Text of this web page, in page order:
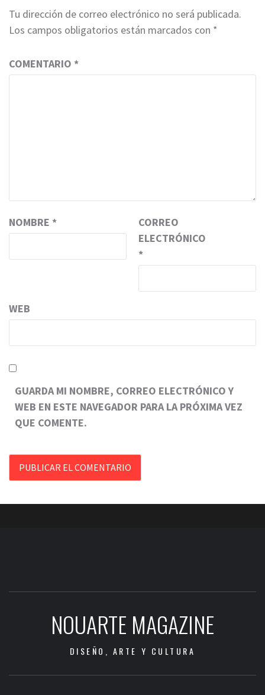
Tu dirección de correo electrónico no será publicada.
Los campos obligatorios están marcados con *
COMENTARIO *
NOMBRE *
CORREO
ELECTRÓNICO
*
WEB
GUARDA MI NOMBRE, CORREO ELECTRÓNICO Y
WEB EN ESTE NAVEGADOR PARA LA PRÓXIMA VEZ
QUE COMENTE.
NOUARTE MAGAZINE
DISEÑO, ARTE Y CULTURA